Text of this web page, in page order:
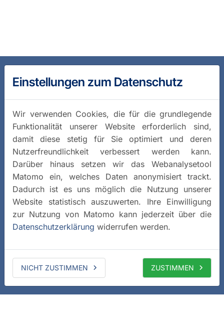
Einstellungen zum Datenschutz
Wir verwenden Cookies, die für die grundlegende
Funktionalität unserer Website erforderlich sind,
damit diese stetig für Sie optimiert und deren
Nutzerfreundlichkeit verbessert werden kann.
Darüber hinaus setzen wir das Webanalysetool
Matomo ein, welches Daten anonymisiert trackt.
Dadurch ist es uns möglich die Nutzung unserer
Website statistisch auszuwerten. Ihre Einwilligung
zur Nutzung von Matomo kann jederzeit über die
Datenschutzerklärung widerrufen werden.
NICHT ZUSTIMMEN ZUSTIMMEN